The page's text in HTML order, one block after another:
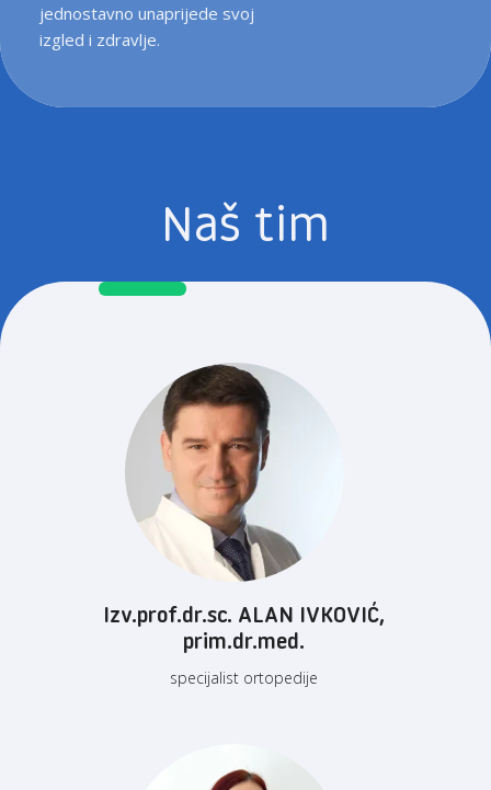
jednostavno unaprijede svoj
izgled i zdravlje.
Naš tim
Izv.prof.dr.sc. ALAN IVKOVIĆ,
prim.dr.med.
specijalist ortopedije